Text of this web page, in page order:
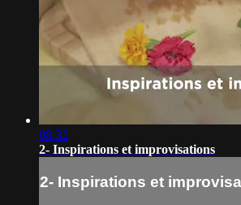
08:32
2- Inspirations et improvisations
2- Inspirations et